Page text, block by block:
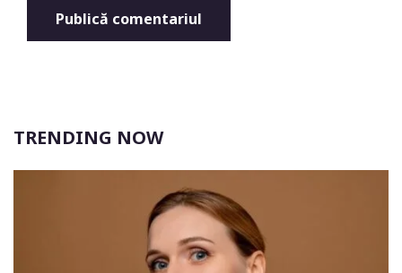
TRENDING NOW